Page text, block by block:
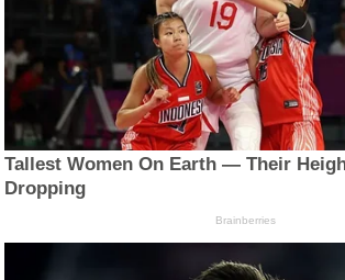
Tallest Women On Earth — Their
Dropping
Brainberries